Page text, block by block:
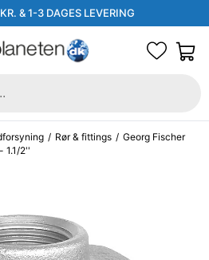
& 1-3 DAGES LEVERING
/ Rør & fittings / Georg Fischer
1.1/2''